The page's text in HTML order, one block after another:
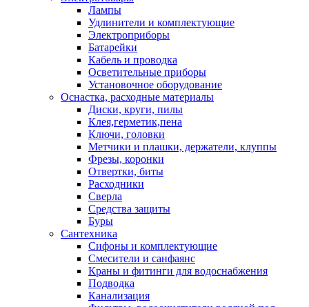
Лампы
Удлинители и комплектующие
Электроприборы
Батарейки
Кабель и проводка
Осветительные приборы
Установочное оборудование
Оснастка, расходные материалы
Диски, круги, пилы
Клея,герметик,пена
Ключи, головки
Метчики и плашки, держатели, клуппы
Фрезы, коронки
Отвертки, биты
Расходники
Сверла
Средства защиты
Буры
Сантехника
Сифоны и комплектующие
Смесители и санфаянс
Краны и фитинги для водоснабжения
Подводка
Канализация